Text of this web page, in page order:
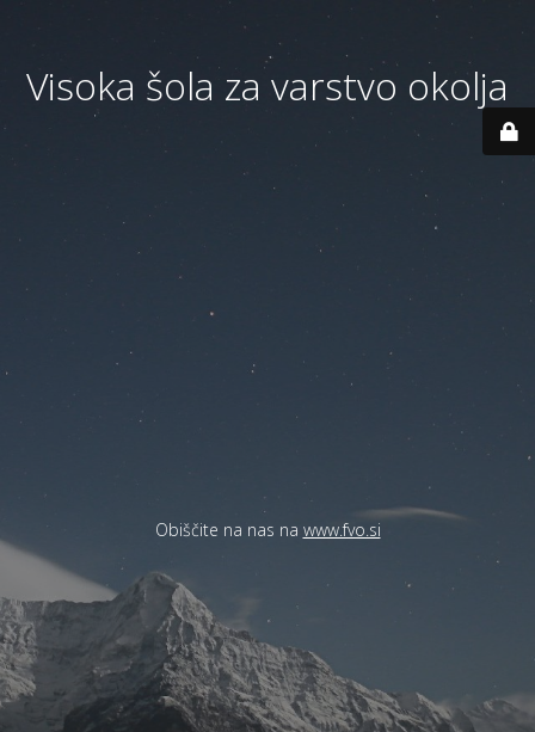
Visoka šola za varstvo okolja
Obiščite na nas na www.fvo.si